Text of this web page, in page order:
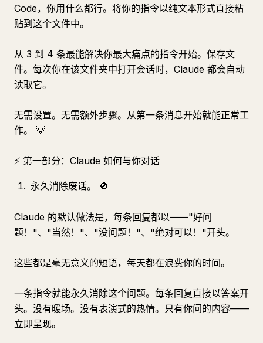
Code，你用什么都行。将你的指令以纯文本形式直接粘
贴到这个文件中。
从 3 到 4 条最能解决你最大痛点的指令开始。保存文
件。每次你在该文件夹中打开会话时，Claude 都会自动
读取它。
无需设置。无需额外步骤。从第一条消息开始就能正常工
作。 💡
⚡ 第一部分：Claude 如何与你对话
永久消除废话。 🚫
Claude 的默认做法是，每条回复都以——"好问
题！"、"当然！"、"没问题！"、"绝对可以！"开头。
这些都是毫无意义的短语，每天都在浪费你的时间。
一条指令就能永久消除这个问题。每条回复直接以答案开
头。没有暖场。没有表演式的热情。只有你问的内容——
立即呈现。